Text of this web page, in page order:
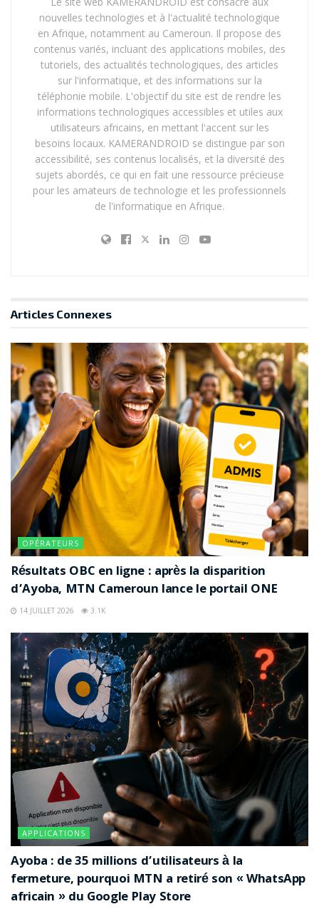
nouvelles technologies et à l'actualité technologique
en Afrique, notamment au Cameroun. Il propose des
contenus variés, incluant des applications mobiles, des
tutoriels, des actualités technologiques, des articles
sur l'informatique, et des informations sur la
téléphonie mobile. L'objectif du site est de rendre les
informations technologiques accessibles et utiles aux
utilisateurs africains, en mettant l'accent sur les
besoins locaux. KAMERANDROID se distingue par son
accessibilité, ses contenus localisés, et la diversité des
sujets abordés, ce qui en fait une ressource précieuse
pour les amateurs de technologie et les professionnels
de l'informatique en Afrique.
Articles Connexes
OPÉRATEURS
Résultats OBC en ligne : après la disparition
d’Ayoba, MTN Cameroun lance le portail ONE
14 JUILLET 2026 3.1K
APPLICATIONS
Ayoba : de 35 millions d’utilisateurs à la
fermeture, pourquoi MTN a retiré son « WhatsApp
africain » du Google Play Store